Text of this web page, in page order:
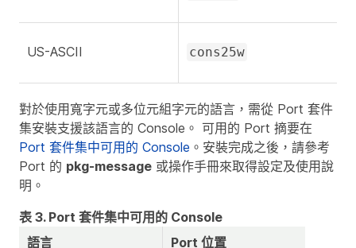
US-ASCII cons25w
對於使用寬字元或多位元組字元的語言，需從 Port 套件
集安裝支援該語言的 Console。 可用的 Port 摘要在
Port 套件集中可用的 Console 。安裝完成之後，請參考
Port 的 pkg-message 或操作手冊來取得設定及使用說
明。
表 3. Port 套件集中可用的 Console
語言
Port 位置